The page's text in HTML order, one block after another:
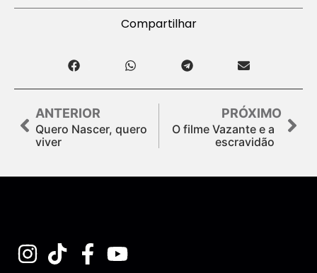
Compartilhar
ANTERIOR
Quero Nascer, quero
viver
PRÓXIMO
O filme Vazante e a
escravidão